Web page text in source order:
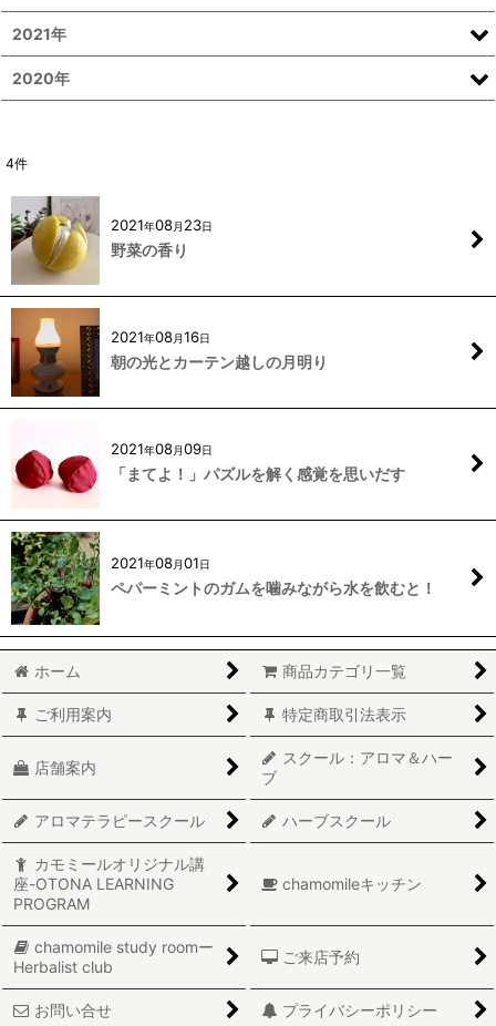
4件
2021年08月 23日
野菜の香り
2021年08月16日
朝の光とカーテン越しの月明り
2021年08月09日
「まてよ！」パズルを解く感覚を思いだす
2021年08月01日
ペパーミントのガムを噛みながら水を飲むと！
2021年
2020年
ホーム 商品カテゴリ一覧
ご利用案内 特定商取引法表示
店舗案内
スクール：アロマ＆ハー
ブ
アロマテラピースクール ハーブスクール
カモミールオリジナル講
座-OTONA LEARNING
PROGRAM
chamomileキッチン
chamomile study roomー
Herbalist club
ご来店予約
お問い合せ プライバシーポリシー